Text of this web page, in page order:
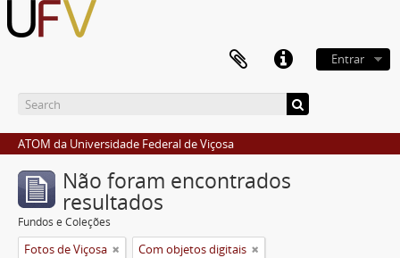
Entrar
ATOM da Universidade Federal de Viçosa
Não foram encontrados
resultados
Fundos e Coleções
Fotos de Viçosa Com objetos digitais